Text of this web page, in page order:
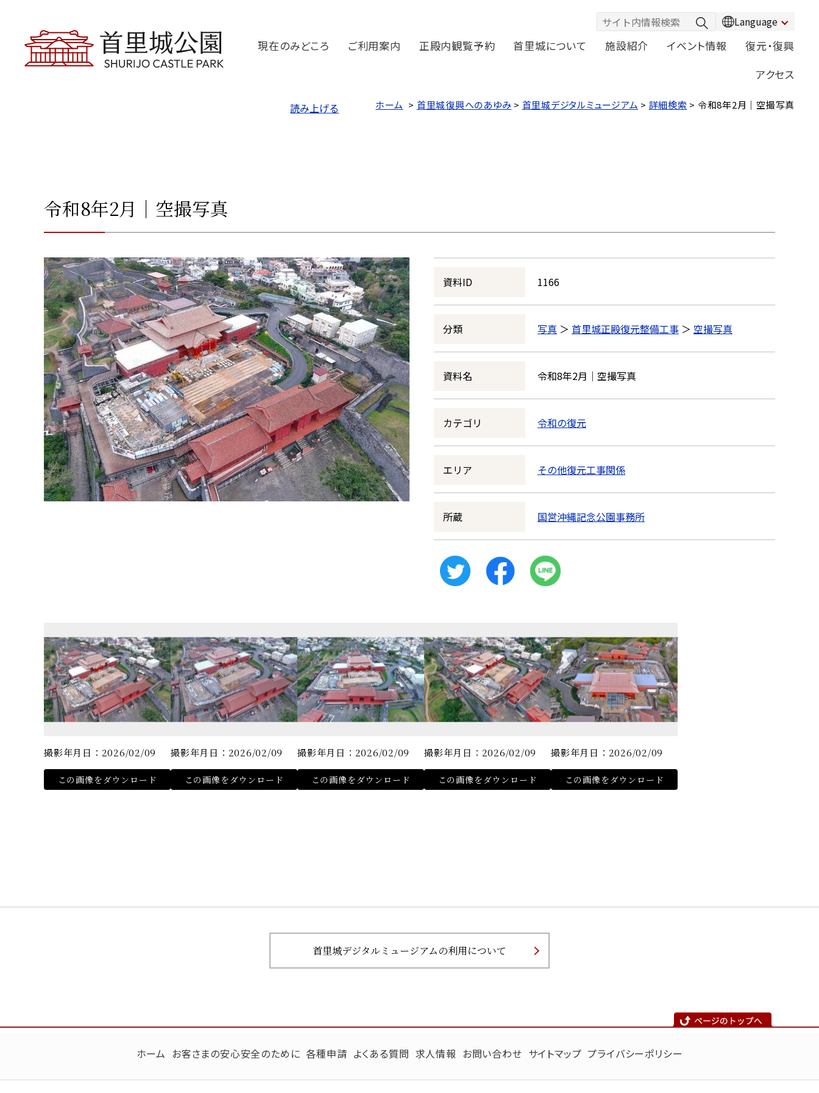
Language
現在のみどころ ご利用案内 正殿内観覧予約 首里城について 施設紹介 イベント情報
復元・復興
アクセス
読み上げる ホーム > 首里城復興へのあゆみ > 首里城デジタルミュージアム > 詳細検索 > 令和8年2月｜空撮写真
令和8年2月｜空撮写真
資料ID 1166
分類 写真 ＞ 首里城正殿復元整備工事 ＞ 空撮写真
資料名 令和8年2月｜空撮写真
カテゴリ 令和の復元
エリア その他復元工事関係
所蔵 国営沖縄記念公園事務所
撮影年月日：2026/02/09
この画像をダウンロード
撮影年月日：2026/02/09
この画像をダウンロード
撮影年月日：2026/02/09
この画像をダウンロード
撮影年月日：2026/02/09
この画像をダウンロード
撮影年月日：2026/02/09
この画像をダウンロード
首里城デジタルミュージアムの利用について
ホーム お客さまの安心安全のために 各種申請 よくある質問 求人情報 お問い合わせ サイトマップ プライバシーポリシー